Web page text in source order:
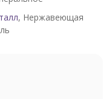
, Нержавеющая